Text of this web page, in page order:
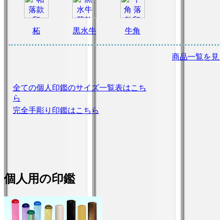
柘 黒水牛 牛角
商品一覧を
全ての個人印鑑のサイズ一覧表はこち
ら
完全手彫り印鑑はこちら
個人用の印鑑